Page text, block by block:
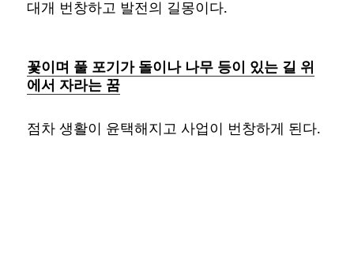
대개 번창하고 발전의 길몽이다.
꽃이며 풀 포기가 돌이나 나무 등이 있는 길 위
에서 자라는 꿈
점차 생활이 윤택해지고 사업이 번창하게 된다.